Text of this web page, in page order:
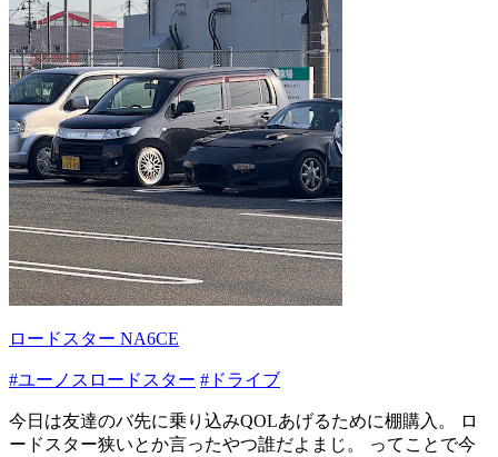
ロードスター NA6CE
#ユーノスロードスター #ドライブ
今日は友達のバ先に乗り込みQOLあげるために棚購入。 ロ
ードスター狭いとか言ったやつ誰だよまじ。 ってことで今